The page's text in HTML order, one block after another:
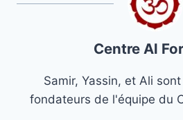
Centre Al
Samir, Yassin, et Ali
fondateurs de l'équipe du